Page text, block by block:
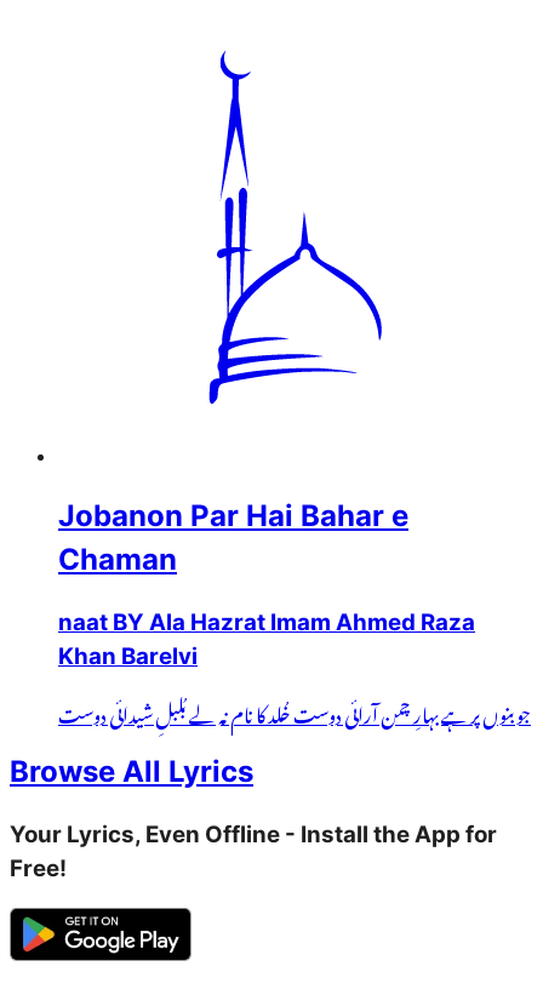
Jobanon Par Hai Bahar e
Chaman
naat BY Ala Hazrat Imam Ahmed Raza
Khan Barelvi
جوبنوں پر ہے بہارِ چمن آرائی دوست خُلد کا نام نہ لے بُلبلِ شیدائی دوست
Browse All Lyrics
Your Lyrics, Even Offline - Install the App for
Free!